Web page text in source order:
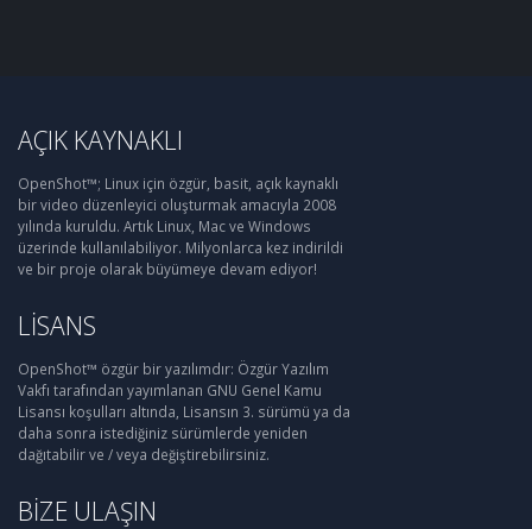
AÇIK KAYNAKLI
OpenShot™; Linux için özgür, basit, açık kaynaklı
bir video düzenleyici oluşturmak amacıyla 2008
yılında kuruldu. Artık Linux, Mac ve Windows
üzerinde kullanılabiliyor. Milyonlarca kez indirildi
ve bir proje olarak büyümeye devam ediyor!
LISANS
OpenShot™ özgür bir yazılımdır: Özgür Yazılım
Vakfı tarafından yayımlanan GNU Genel Kamu
Lisansı koşulları altında, Lisansın 3. sürümü ya da
daha sonra istediğiniz sürümlerde yeniden
dağıtabilir ve / veya değiştirebilirsiniz.
BIZE ULAŞIN